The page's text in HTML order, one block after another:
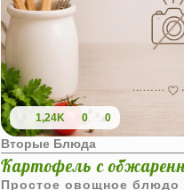
1,24K 0 0
Вторые Блюда
Картофель с
Простое овощное блюдо